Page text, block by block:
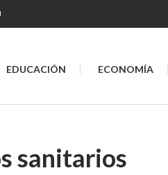
EDUCACIÓN ECONOMÍA
sanitarios